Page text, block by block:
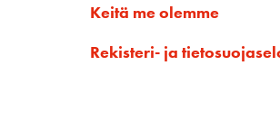
Keitä me olemme
Rekisteri- ja